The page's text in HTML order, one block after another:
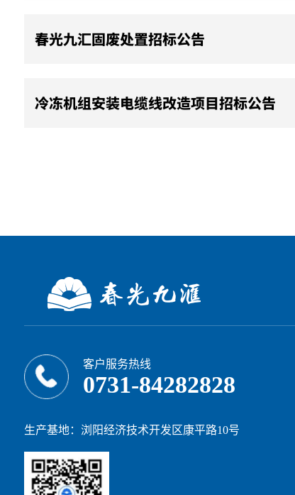
春光九汇固废处置招标公告
冷冻机组安装电缆线改造项目招标公告
客户服务热线
0731-84282828
生产基地：浏阳经济技术开发区康平路10号